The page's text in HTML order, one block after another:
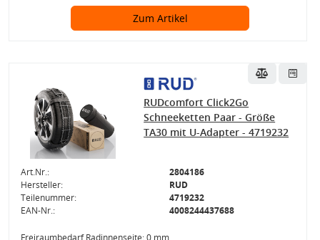
Zum Artikel
RUDcomfort Click2Go
Schneeketten Paar - Größe
TA30 mit U-Adapter - 4719232
Art.Nr.:
2804186
Hersteller:
RUD
Teilenummer:
4719232
EAN-Nr.:
4008244437688
Freiraumbedarf Radinnenseite: 0 mm